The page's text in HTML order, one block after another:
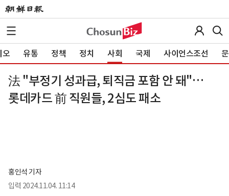
오 유통 정책 정치 사회 국제 사이언스조선
法 "부정기 성과급, 퇴직금 포함 안 돼"…
롯데카드 前 직원들, 2심도 패소
홍인석 기자
입력 2024.11.04. 11:14